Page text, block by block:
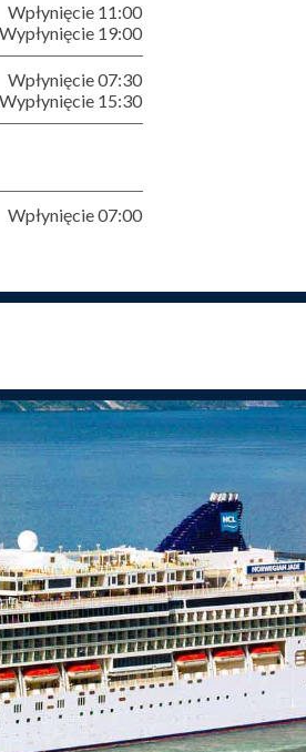
Wpłynięcie 11:00
Wypłynięcie 19:00
Wpłynięcie 07:30
Wypłynięcie 15:30
Wpłynięcie 07:00